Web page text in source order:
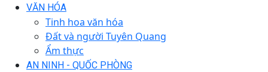
VĂN HÓA
Tinh hoa văn hóa
Đất và người Tuyên Quang
Ẩm thực
AN NINH - QUỐC PHÒNG